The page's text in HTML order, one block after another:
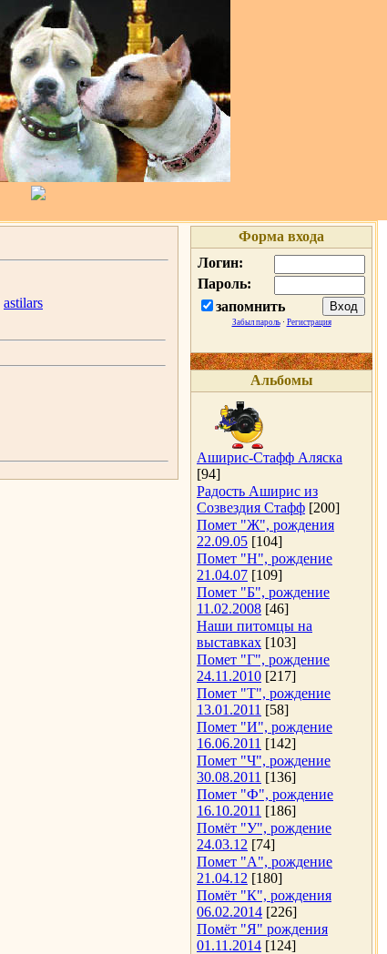
astilars
Форма входа
Логин:
Пароль:
запомнить
Забыл пароль· Регистрация
Альбомы
Аширис-Стафф Аляска
[94]
Радость Аширис из
Созвездия Стафф [200]
Помет "Ж", рождения
22.09.05 [104]
Помет "Н", рождение
21.04.07 [109]
Помет "Б", рождение
11.02.2008 [46]
Наши питомцы на
выставках [103]
Помет "Г", рождение
24.11.2010 [217]
Помет "Т", рождение
13.01.2011 [58]
Помет "И", рождение
16.06.2011 [142]
Помет "Ч", рождение
30.08.2011 [136]
Помет "Ф", рождение
16.10.2011 [186]
Помёт "У", рождение
24.03.12 [74]
Помет "А", рождение
21.04.12 [180]
Помёт "К", рождения
06.02.2014 [226]
Помёт "Я" рождения
01.11.2014 [124]